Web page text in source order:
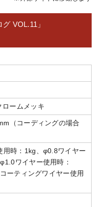
VOL.11」
ロームメッキ
（コーディングの場合
用時：1kg、φ0.8ワイヤー
ワイヤー使用時：
ーティングワイヤー使用